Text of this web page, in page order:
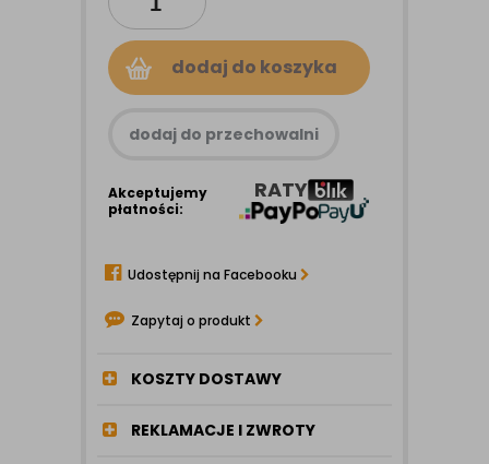
dodaj do koszyka
dodaj do przechowalni
Akceptujemy
płatności:
RATY
Udostępnij na Facebooku
Zapytaj o produkt
KOSZTY DOSTAWY
REKLAMACJE I ZWROTY